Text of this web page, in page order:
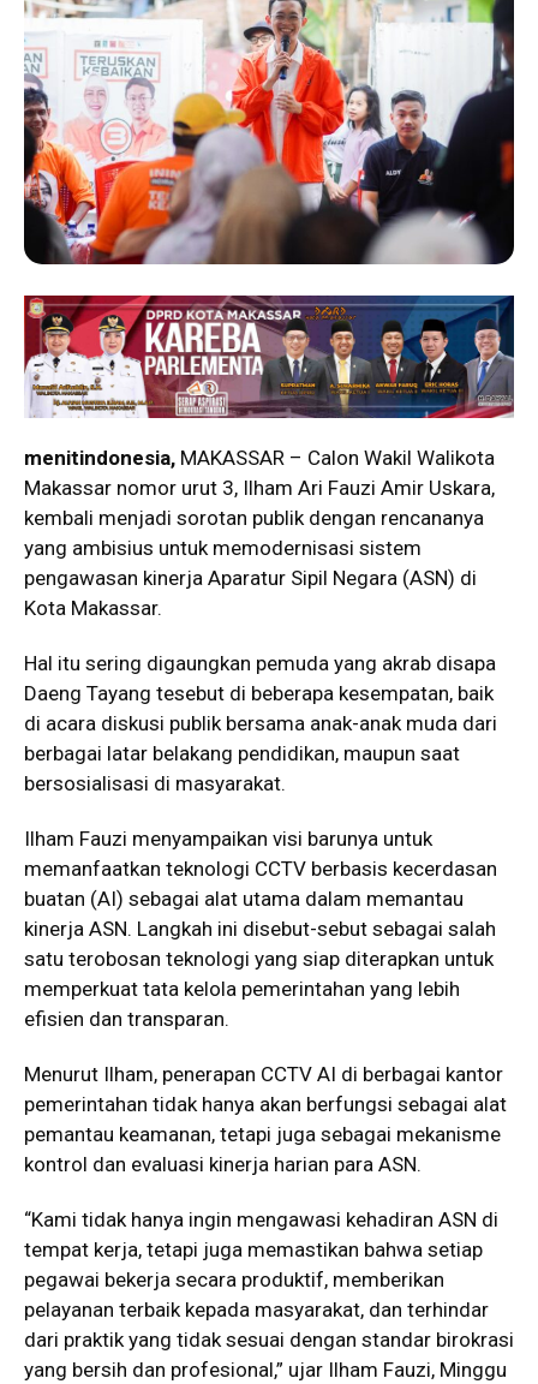
menitindonesia, MAKASSAR – Calon Wakil Walikota
Makassar nomor urut 3, Ilham Ari Fauzi Amir Uskara,
kembali menjadi sorotan publik dengan rencananya
yang ambisius untuk memodernisasi sistem
pengawasan kinerja Aparatur Sipil Negara (ASN) di
Kota Makassar.
Hal itu sering digaungkan pemuda yang akrab disapa
Daeng Tayang tesebut di beberapa kesempatan, baik
di acara diskusi publik bersama anak-anak muda dari
berbagai latar belakang pendidikan, maupun saat
bersosialisasi di masyarakat.
Ilham Fauzi menyampaikan visi barunya untuk
memanfaatkan teknologi CCTV berbasis kecerdasan
buatan (AI) sebagai alat utama dalam memantau
kinerja ASN. Langkah ini disebut-sebut sebagai salah
satu terobosan teknologi yang siap diterapkan untuk
memperkuat tata kelola pemerintahan yang lebih
efisien dan transparan.
Menurut Ilham, penerapan CCTV AI di berbagai kantor
pemerintahan tidak hanya akan berfungsi sebagai alat
pemantau keamanan, tetapi juga sebagai mekanisme
kontrol dan evaluasi kinerja harian para ASN.
“Kami tidak hanya ingin mengawasi kehadiran ASN di
tempat kerja, tetapi juga memastikan bahwa setiap
pegawai bekerja secara produktif, memberikan
pelayanan terbaik kepada masyarakat, dan terhindar
dari praktik yang tidak sesuai dengan standar birokrasi
yang bersih dan profesional,” ujar Ilham Fauzi, Minggu